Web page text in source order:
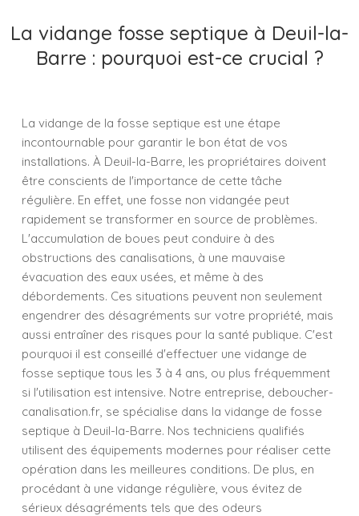
La vidange fosse septique à Deuil-la-
Barre : pourquoi est-ce crucial ?
La vidange de la fosse septique est une étape
incontournable pour garantir le bon état de vos
installations. À Deuil-la-Barre, les propriétaires doivent
être conscients de l'importance de cette tâche
régulière. En effet, une fosse non vidangée peut
rapidement se transformer en source de problèmes.
L'accumulation de boues peut conduire à des
obstructions des canalisations, à une mauvaise
évacuation des eaux usées, et même à des
débordements. Ces situations peuvent non seulement
engendrer des désagréments sur votre propriété, mais
aussi entraîner des risques pour la santé publique. C'est
pourquoi il est conseillé d'effectuer une vidange de
fosse septique tous les 3 à 4 ans, ou plus fréquemment
si l'utilisation est intensive. Notre entreprise, deboucher-
canalisation.fr, se spécialise dans la vidange de fosse
septique à Deuil-la-Barre. Nos techniciens qualifiés
utilisent des équipements modernes pour réaliser cette
opération dans les meilleures conditions. De plus, en
procédant à une vidange régulière, vous évitez de
sérieux désagréments tels que des odeurs